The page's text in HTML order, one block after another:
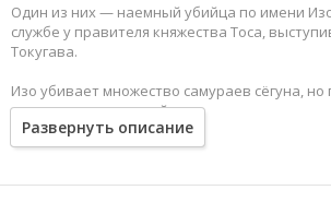
Один из них — наемный убийца по имени
службе у правителя княжества Тоса,
Токугава.
Изо убивает множество самураев сёгуна,
умирает мучительной смертью.
В последнее мгновение сила ярости
среди городских бомжей.
Развернуть описание